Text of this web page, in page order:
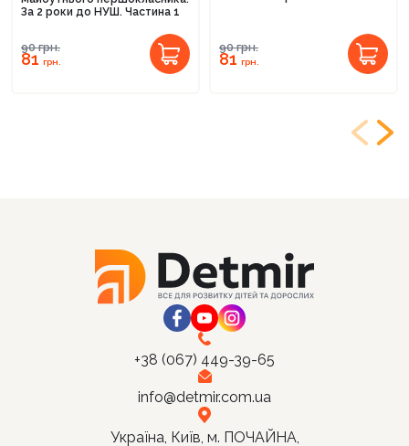
За 2 роки до НУШ. Частина 1
90грн.
81 грн.
90грн.
81 грн.
+38 (067) 449-39-65
info@detmir.com.ua
Україна, Київ, м. ПОЧАЙНА,